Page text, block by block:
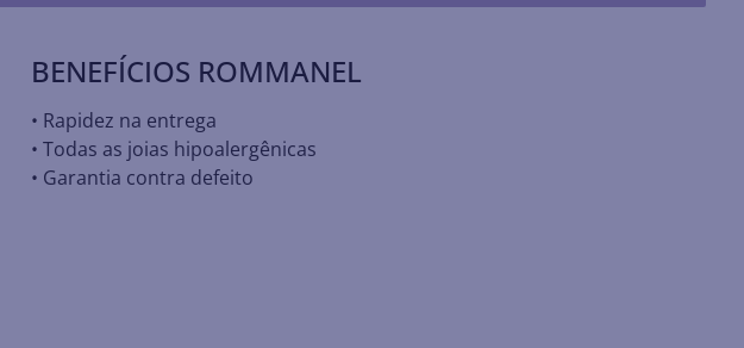
BENEFÍCIOS ROMMANEL
• Rapidez na entrega
• Todas as joias hipoalergênicas
• Garantia contra defeito